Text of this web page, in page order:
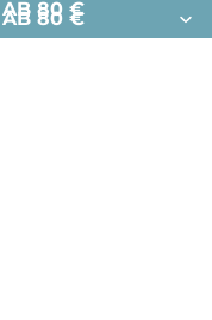
AB 80 €
AB 80 €